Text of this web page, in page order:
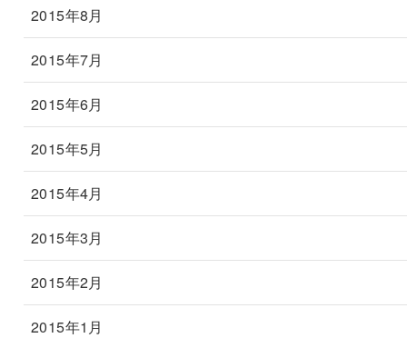
2015年8月
2015年7月
2015年6月
2015年5月
2015年4月
2015年3月
2015年2月
2015年1月